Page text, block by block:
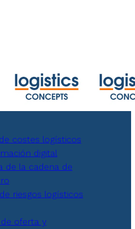
costes logísticos
digital
de la cadena de
riesgos logísticos
de oferta y